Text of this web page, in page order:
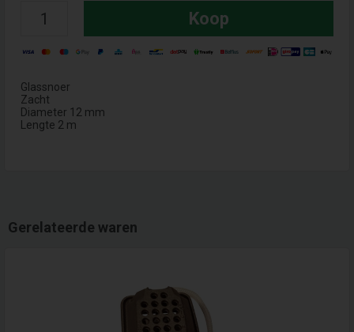
Koop
Glassnoer
Zacht
Diameter 12 mm
Lengte 2 m
Gerelateerde waren